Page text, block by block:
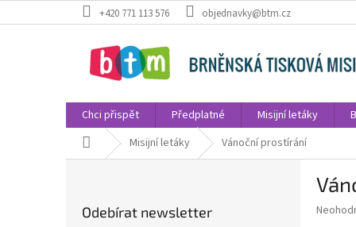
na
+420 771 113 576 objednavky@btm.cz
Chci přispět Předplatné Misijní letáky
Domů Misijní letáky Vánoční prostírání
Odebírat newsletter